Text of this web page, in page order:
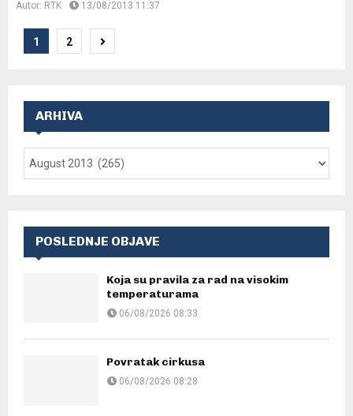
Autor: RTK 13/08/2013 11:37
Posts
1 2
ARHIVA
POSLEDNJE OBJAVE
Koja su pravila za rad na visokim
temperaturama
06/08/2026 08:33
Povratak cirkusa
06/08/2026 08:28